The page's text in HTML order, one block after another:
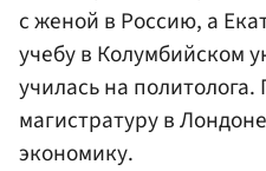
с женой в Россию, а
учебу в Колумбийском
училась на
магистратуру в
экономику.